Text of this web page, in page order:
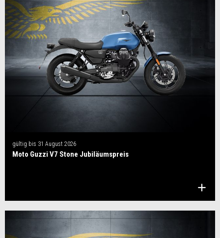
gültig bis 31 August 2026
Moto Guzzi V7 Stone Jubiläumspreis